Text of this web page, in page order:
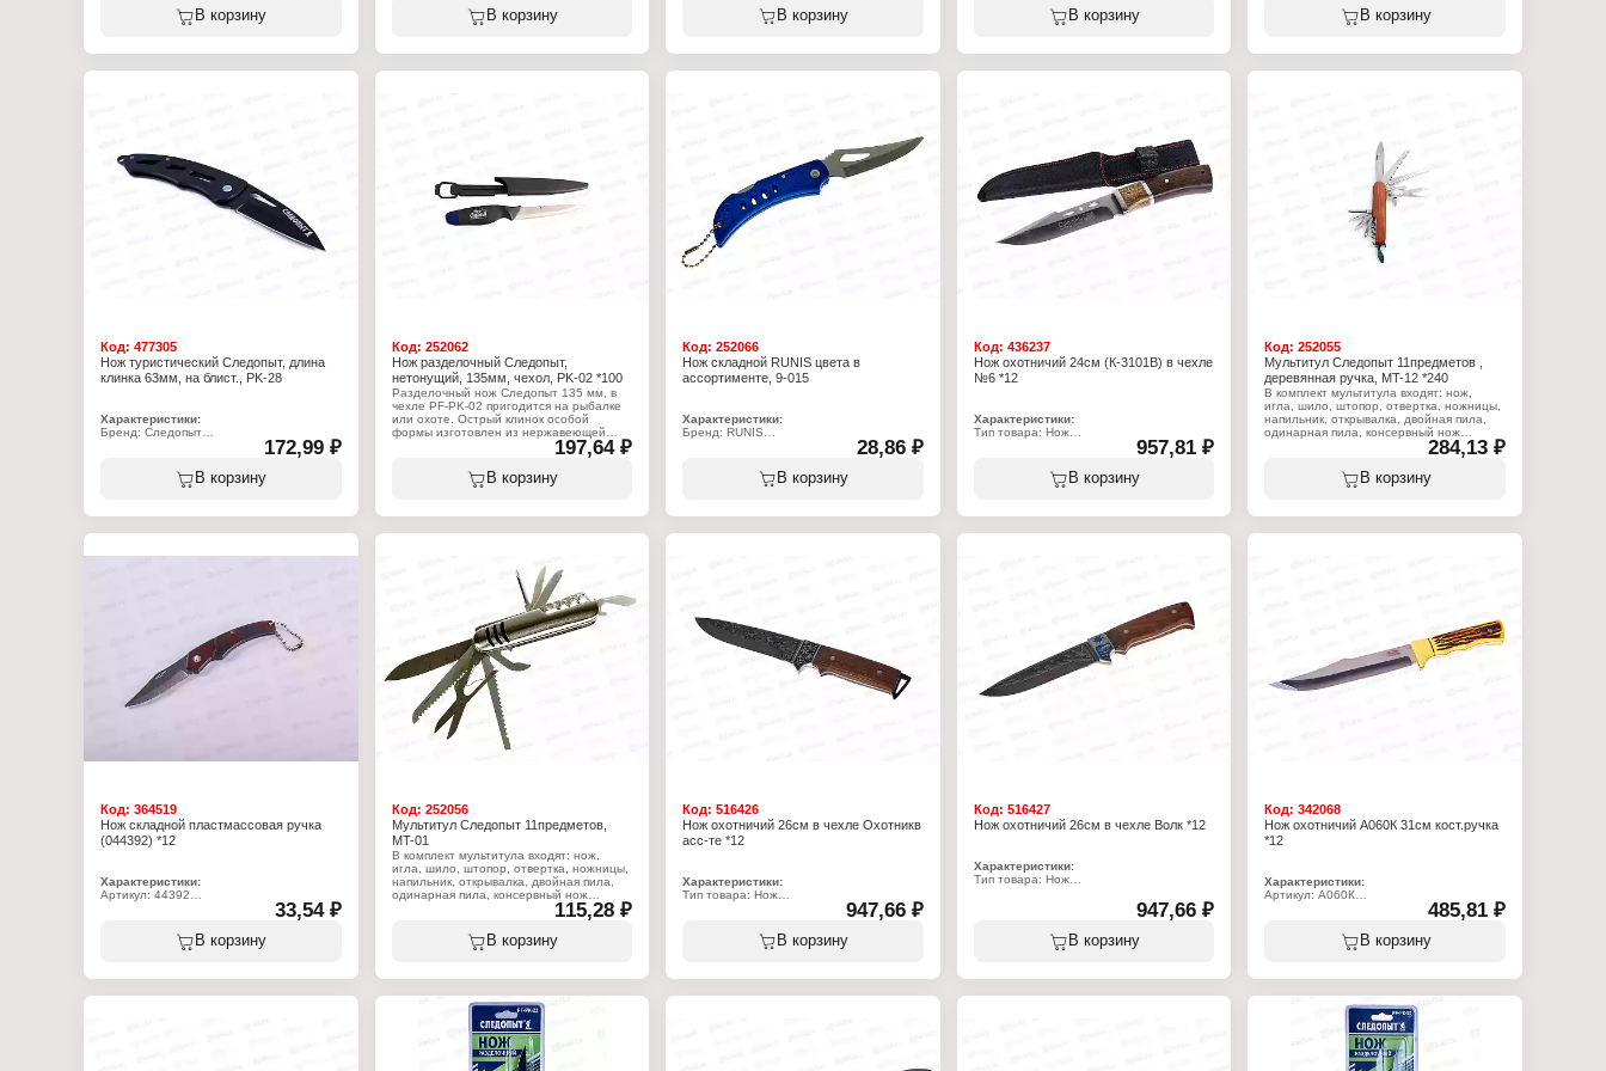
Вариация: набор походный
Количество функций: 5 функций
В корзину
Материал ручки: пластиковая ручка
В корзину
Материал ручки: пластиковая ручка
В корзину
Вариация: набор походный
Количество функций: 5 функций
В корзину В корзину
Код: 477305
Нож туристический Следопыт, длина
клинка 63мм, на блист., PK-28
Характеристики:
Бренд: Следопыт
Назначение: туристический
Длина клинка: 63 мм
Упаковка: блистер
172,99 ₽
В корзину
Код: 252062
Нож разделочный Следопыт,
нетонущий, 135мм, чехол, PK-02 *100
Разделочный нож Следопыт 135 мм, в
чехле PF-PK-02 пригодится на рыбалке
или охоте. Острый клинок особой
формы изготовлен из нержавеющей
стали. Рукоятка ножа сделана из
пластика, благодаря чему инструмент
имеет легкий вес и не тонет в воде. В
комплекте имеется чехол для более
Бренд: Следопыт
Назначение: разделочный
Особенность: нетонущий
Материал: сталь/пластик
Твердость режущей части: 40 HRC
Длина лезвия: 13,5 см
Размер: 28 см
Цвет: серебристый/чёрный
197,64 ₽
В корзину
Код:252066
Нож складной RUNIS цвета в
ассортименте, 9-015
Характеристики:
Бренд: RUNIS
Конструкция: складной
Длина лезвия: 60 мм
28,86 ₽
В корзину
Код: 436237
Нож охотничий 24см (К-3101В) в чехле
№6 *12
Характеристики:
Тип товара: Нож
Вид рукояти: деревянная ручка
Упаковка: в чехле
957,81 ₽
В корзину
Код:252055
Мультитул Следопыт 11предметов ,
деревянная ручка, MT-12 *240
В комплект мультитула входят: нож,
игла, шило, штопор, отвертка, ножницы,
напильник, открывалка, двойная пила,
одинарная пила, консервный нож
Бренд: Следопыт
Артикул: PF-MT-12
Упаковка: в коробке
284,13 ₽
В корзину
Код: 364519
Нож складной пластмассовая ручка
(044392) *12
Характеристики:
Артикул: 44392
Длина общая: 12 см
Материал ручки: пластиковая ручка
33,54 ₽
В корзину
Код: 252056
Мультитул Следопыт 11предметов,
MT-01
В комплект мультитула входят: нож,
игла, шило, штопор, отвертка, ножницы,
напильник, открывалка, двойная пила,
одинарная пила, консервный нож
Бренд: Следопыт
Артикул: PF-MT-01
Упаковка: в коробке
Материал: сталь
115,28 ₽
В корзину
Код:516426
Нож охотничий 26см в чехле Охотникв
асс-те *12
Характеристики:
Тип товара: Нож
Длина: 26 см
Вид рукояти: деревянная ручка
947,66 ₽
В корзину
Код: 516427
Нож охотничий 26см в чехле Волк *12
Характеристики:
Тип товара: Нож
Вид рукояти: деревянная ручка
Упаковка: в чехле
947,66 ₽
В корзину
Код:342068
Нож охотничий А060К 31см кост.ручка
*12
Характеристики:
Артикул: А060К
Вид рукояти: костяная ручка
485,81 ₽
В корзину